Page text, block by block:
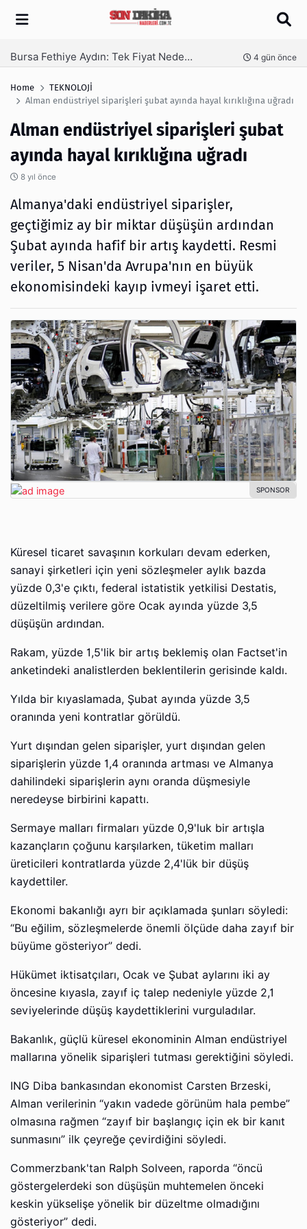
Arama
SEO Hizmeti Alırken Kandırılmamak İçin Bilinmesi Gerekenler 5 gün önce
Home
TEKNOLOJİ
Alman endüstriyel siparişleri şubat ayında hayal kırıklığına uğradı
Alman endüstriyel siparişleri şubat
ayında hayal kırıklığına uğradı
8 yıl önce
Almanya'daki endüstriyel siparişler,
geçtiğimiz ay bir miktar düşüşün ardından
Şubat ayında hafif bir artış kaydetti. Resmi
veriler, 5 Nisan'da Avrupa'nın en büyük
ekonomisindeki kayıp ivmeyi işaret etti.
Küresel ticaret savaşının korkuları devam ederken,
sanayi şirketleri için yeni sözleşmeler aylık bazda
yüzde 0,3'e çıktı, federal istatistik yetkilisi Destatis,
düzeltilmiş verilere göre Ocak ayında yüzde 3,5
düşüşün ardından.
Rakam, yüzde 1,5'lik bir artış beklemiş olan Factset'in
anketindeki analistlerden beklentilerin gerisinde kaldı.
Yılda bir kıyaslamada, Şubat ayında yüzde 3,5
oranında yeni kontratlar görüldü.
Yurt dışından gelen siparişler, yurt dışından gelen
siparişlerin yüzde 1,4 oranında artması ve Almanya
dahilindeki siparişlerin aynı oranda düşmesiyle
neredeyse birbirini kapattı.
Sermaye malları firmaları yüzde 0,9'luk bir artışla
kazançların çoğunu karşılarken, tüketim malları
üreticileri kontratlarda yüzde 2,4'lük bir düşüş
kaydettiler.
Ekonomi bakanlığı ayrı bir açıklamada şunları söyledi:
“Bu eğilim, sözleşmelerde önemli ölçüde daha zayıf bir
büyüme gösteriyor” dedi.
Hükümet iktisatçıları, Ocak ve Şubat aylarını iki ay
öncesine kıyasla, zayıf iç talep nedeniyle yüzde 2,1
seviyelerinde düşüş kaydettiklerini vurguladılar.
Bakanlık, güçlü küresel ekonominin Alman endüstriyel
mallarına yönelik siparişleri tutması gerektiğini söyledi.
ING Diba bankasından ekonomist Carsten Brzeski,
Alman verilerinin “yakın vadede görünüm hala pembe”
olmasına rağmen “zayıf bir başlangıç ​​için ek bir kanıt
sunmasını” ilk çeyreğe çevirdiğini söyledi.
Commerzbank'tan Ralph Solveen, raporda “öncü
göstergelerdeki son düşüşün muhtemelen önceki
keskin yükselişe yönelik bir düzeltme olmadığını
gösteriyor” dedi.